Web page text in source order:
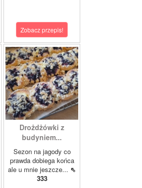
Zobacz przepis!
Drożdżówki z
budyniem...
Sezon na jagody co
prawda dobiega końca
ale u mnie jeszcze... ⇖
333